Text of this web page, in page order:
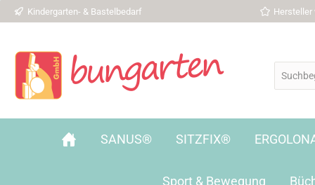
Hauptinhalt springen
Zur Suche springen
Zur Hauptnavigation springen
Kindergarten- & Bastelbedarf
SANUS® SITZFIX®
Sport & Bewegung